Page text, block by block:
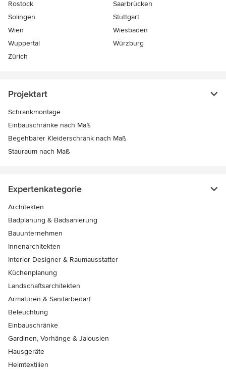
Rostock
Saarbrücken
Solingen
Stuttgart
Wien
Wiesbaden
Wuppertal
Würzburg
Zürich
Projektart
Schrankmontage
Einbauschränke nach Maß
Begehbarer Kleiderschrank nach Maß
Stauraum nach Maß
Expertenkategorie
Architekten
Badplanung & Badsanierung
Bauunternehmen
Innenarchitekten
Interior Designer & Raumausstatter
Küchenplanung
Landschaftsarchitekten
Armaturen & Sanitärbedarf
Beleuchtung
Einbauschränke
Gardinen, Vorhänge & Jalousien
Hausgeräte
Heimtextilien